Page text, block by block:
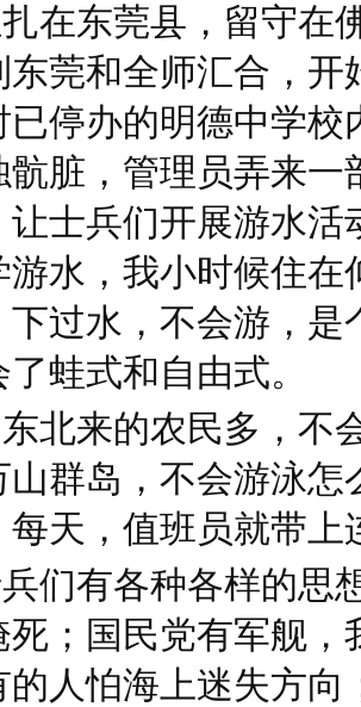
在东莞县，留守在
东莞和全师汇合，
已停办的明德中学校
骯脏，管理员弄来一
让士兵们开展游水活
游水，我小时候住在
下过水，不会游，是
蛙式和自由式。
北来的农民多，不
山群岛，不会游泳怎
每天，值班员就带上
们有各种各样的思
死；国民党有军舰，
的人怕海上迷失方向